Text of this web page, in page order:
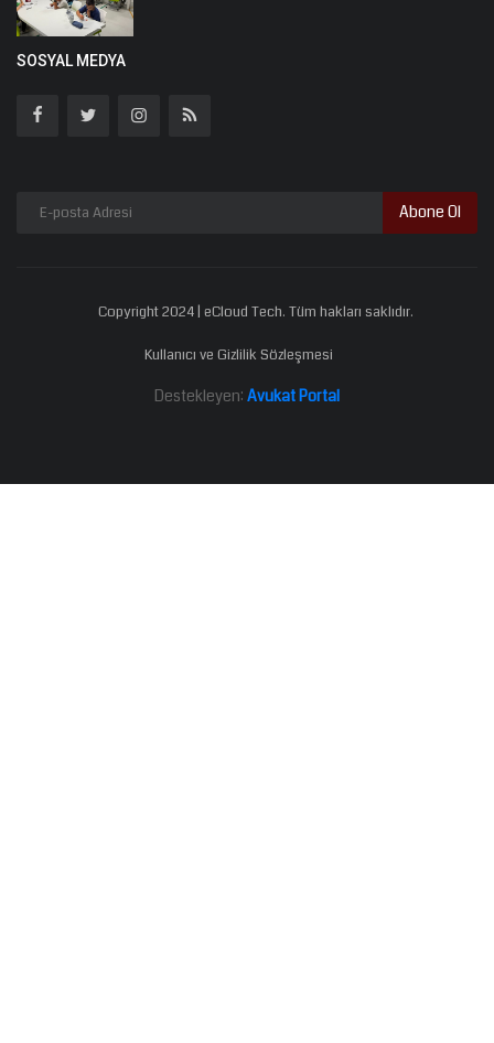
SOSYAL MEDYA
Abone Ol
Copyright 2024 | eCloud Tech. Tüm hakları saklıdır.
Kullanıcı ve Gizlilik Sözleşmesi
Destekleyen: Avukat Portal